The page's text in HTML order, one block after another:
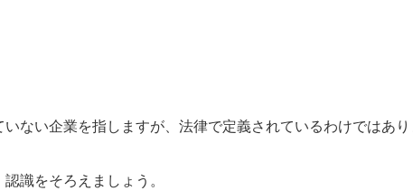
ない企業を指しますが、法律で定義されているわけではあり
識をそろえましょう。